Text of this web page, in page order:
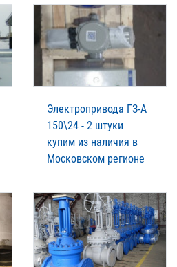
Электропривода ГЗ-А
150\24 - 2 штуки
купим из наличия в
Московском регионе